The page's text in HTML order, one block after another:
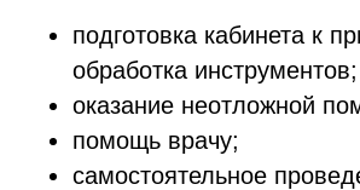
подготовка кабинета к
обработка инструментов;
оказание неотложной
помощь врачу;
самостоятельное